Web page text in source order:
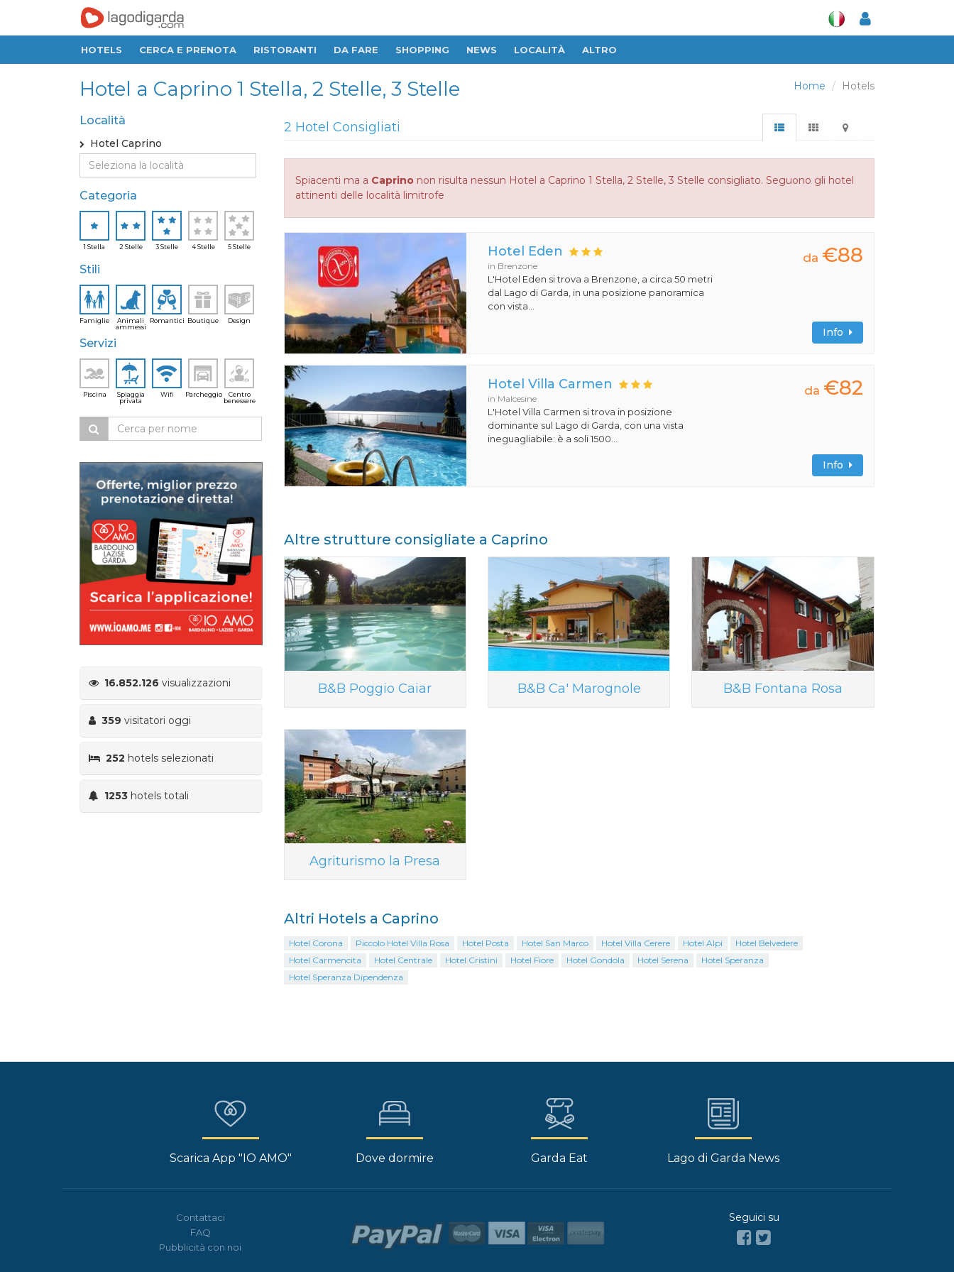
HOTELS CERCA E PRENOTA RISTORANTI DA FARE SHOPPING NEWS LOCALITÀ ALTRO
Home Hotels
Hotel a Caprino 1 Stella, 2 Stelle, 3 Stelle
Località
Hotel Caprino
Categoria
1 Stella 2 Stelle 3 Stelle 4 Stelle 5 Stelle
Stili
Famiglie
Animali
ammessi
Romantici Boutique Design
Servizi
Piscina
Spiaggia
privata
Wifi Parcheggio
Centro
benessere
16.852.126 visualizzazioni
359 visitatori oggi
252 hotels selezionati
1253 hotels totali
2 Hotel Consigliati
Spiacenti ma a Caprinonon risulta nessun Hotel a Caprino 1 Stella, 2 Stelle, 3 Stelle consigliato. Seguono gli hotel
attinenti delle località limitrofe
Hotel Eden
in Brenzone
L'Hotel Eden si trova a Brenzone, a circa 50 metri
dal Lago di Garda, in una posizione panoramica
con vista...
da €88
Info
Hotel Villa Carmen
in Malcesine
L'Hotel Villa Carmen si trova in posizione
dominante sul Lago di Garda, con una vista
ineguagliabile: è a soli 1500...
da €82
Info
Altre strutture consigliate a Caprino
B&B Poggio Caiar B&B Ca' Marognole B&B Fontana Rosa
Agriturismo la Presa
Altri Hotels a Caprino
Hotel Corona Piccolo Hotel Villa Rosa Hotel Posta Hotel San Marco Hotel Villa Cerere Hotel Alpi
Hotel Belvedere
Hotel Carmencita
Hotel Centrale Hotel Cristini Hotel Fiore Hotel Gondola Hotel Serena
Hotel Speranza
Hotel Speranza Dipendenza
Scarica App "IO AMO" Dove dormire Garda Eat Lago di Garda News
Contattaci
FAQ
Pubblicità con noi
Seguici su